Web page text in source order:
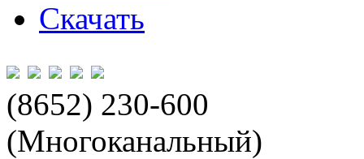
Скачать
(8652) 230-600
(Многоканальный)